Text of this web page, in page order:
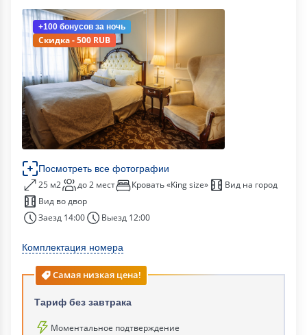
+100 бонусов за ночь
Скидка - 500 RUB
Посмотреть все фотографии
25 м2 до 2 мест Кровать «King size»
Вид на город
Вид во двор
Заезд 14:00
Выезд 12:00
Комплектация номера
Самая низкая цена!
Тариф без завтрака
Моментальное подтверждение